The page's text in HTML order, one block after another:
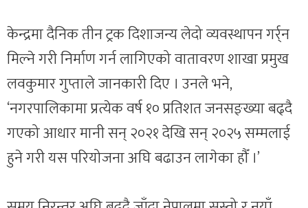
केन्द्रमा दैनिक तीन ट्रक दिशाजन्य लेदो व्यवस्थापन गर्र्न
मिल्ने गरी निर्माण गर्न लागिएको वातावरण शाखा प्रमुख
लवकुमार गुप्ताले जानकारी दिए । उनले भने,
‘नगरपालिकामा प्रत्येक वर्ष १० प्रतिशत जनसङ्ख्या बढ्दै
गएको आधार मानी सन् २०२१ देखि सन् २०२५ सम्मलाई
हुने गरी यस परियोजना अघि बढाउन लागेका हौँ ।’